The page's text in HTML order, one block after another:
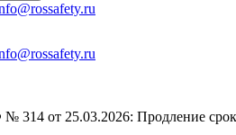
314 от 25.03.2026: Продление